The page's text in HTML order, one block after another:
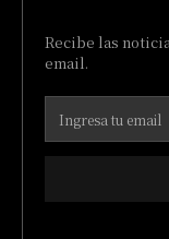
Recibe las
email.